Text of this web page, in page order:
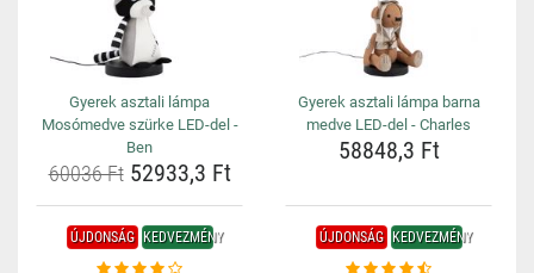
Gyerek asztali lámpa
Mosómedve szürke LED-del -
Ben
60036 Ft52933,3 Ft
Gyerek asztali lámpa barna
medve LED-del - Charles
58848,3 Ft
ÚJDONSÁG KEDVEZMÉNY ÚJDONSÁG KEDVEZMÉNY